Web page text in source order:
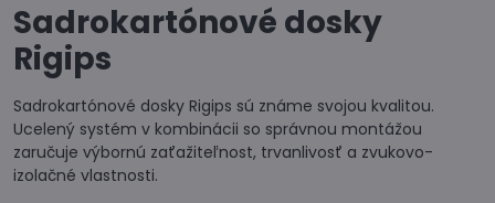
Sadrokartónové dosky
Rigips
Sadrokartónové dosky Rigips sú známe svojou kvalitou.
Ucelený systém v kombinácii so správnou montážou
zaručuje výbornú zaťažiteľnost, trvanlivosť a zvukovo-
izolačné vlastnosti.